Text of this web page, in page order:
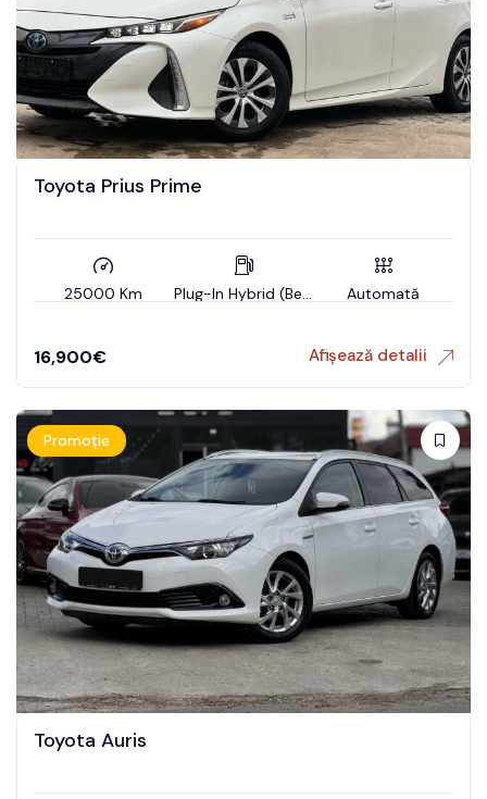
Toyota Prius Prime
25000 Km Plug-In Hybrid (Benzin) Automată
16,900€ Afișează detalii
Promoție
Toyota Auris